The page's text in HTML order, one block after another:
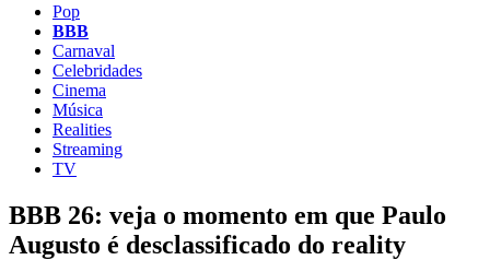
Pop
BBB
Carnaval
Celebridades
Cinema
Música
Realities
Streaming
TV
BBB 26: veja o momento em que Paulo
Augusto é desclassificado do reality